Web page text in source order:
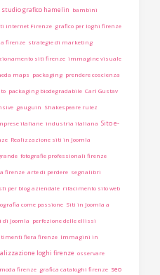
studio grafico hamelin bambini
internet Firenze grafico per loghi firenze
firenze strategie di marketing
siti firenze immagine visuale
maps packaging prendere coscienza
packaging biodegradabile Carl Gustav
gauguin Shakespeare rulez
italiane industria italiana Sito e-
Realizzazione siti in Joomla
fotografie professionali firenze
firenze arte di perdere segnalibri
per blog aziendale rifacimento sito web
come passione Siti in Joomla a
di Joomla perfezione delle ellissi
fiera firenze Immagini in
loghi firenze osservare
firenze grafica cataloghi firenze seo